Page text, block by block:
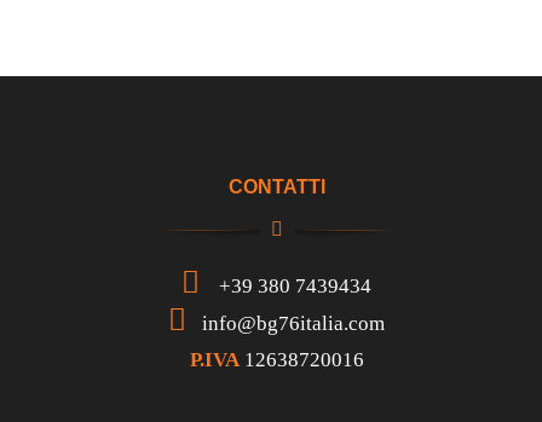
CONTATTI
+39 380 7439434
info@bg76italia.com
P.IVA 12638720016